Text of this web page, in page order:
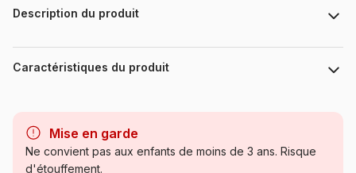
Description du produit
Puzzle 3000 Teile Puzzlefläche : 121 x 80 cm
Caractéristiques du produit
Catégorie
Mise en garde
Ne convient pas aux enfants de moins de 3 ans. Risque
d'étouffement.